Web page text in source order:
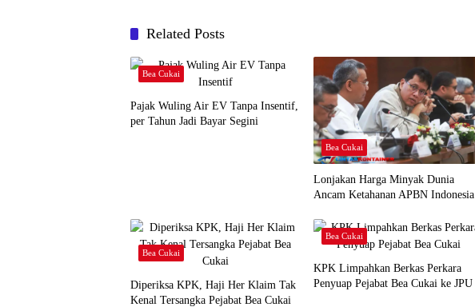
Related Posts
Bea Cukai
Pajak Wuling Air EV Tanpa Insentif,
per Tahun Jadi Bayar Segini
Bea Cukai
Lonjakan Harga Minyak Dunia
Ancam Ketahanan APBN Indonesia
Bea Cukai
Diperiksa KPK, Haji Her Klaim Tak
Kenal Tersangka Pejabat Bea Cukai
Bea Cukai
KPK Limpahkan Berkas Perkara
Penyuap Pejabat Bea Cukai ke JPU